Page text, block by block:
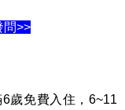
問>>
歲免費入住，6~11